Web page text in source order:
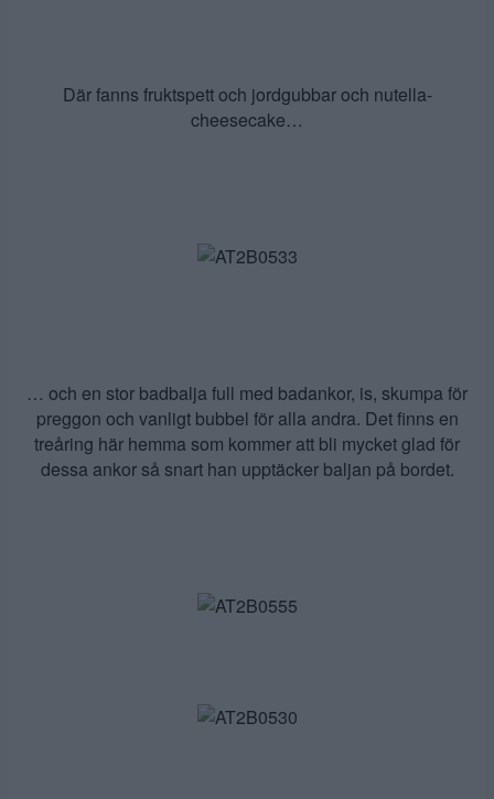
Där fanns fruktspett och jordgubbar och nutella-
cheesecake…
… och en stor badbalja full med badankor, is, skumpa för
preggon och vanligt bubbel för alla andra. Det finns en
treåring här hemma som kommer att bli mycket glad för
dessa ankor så snart han upptäcker baljan på bordet.